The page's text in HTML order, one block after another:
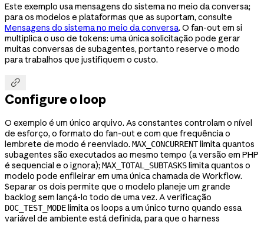
Este exemplo usa mensagens do sistema no meio da conversa;
para os modelos e plataformas que as suportam, consulte
Mensagens do sistema no meio da conversa. O fan-out em si
multiplica o uso de tokens: uma única solicitação pode gerar
muitas conversas de subagentes, portanto reserve o modo
para trabalhos que justifiquem o custo.

Configure o loop
O exemplo é um único arquivo. As constantes controlam o nível
de esforço, o formato do fan-out e com que frequência o
lembrete de modo é reenviado. MAX_CONCURRENTlimita quantos
subagentes são executados ao mesmo tempo (a versão em PHP
é sequencial e o ignora); MAX_TOTAL_SUBTASKSlimita quantos o
modelo pode enfileirar em uma única chamada de Workflow.
Separar os dois permite que o modelo planeje um grande
backlog sem lançá-lo todo de uma vez. A verificação
DOC_TEST_MODElimita os loops a um único turno quando essa
variável de ambiente está definida, para que o harness